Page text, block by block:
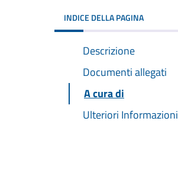
INDICE DELLA PAGINA
Descrizione
Documenti allegati
A cura di
Ulteriori Informazioni